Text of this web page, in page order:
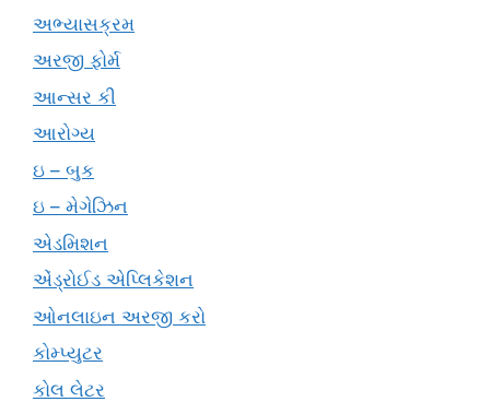
અભ્યાસક્રમ
અરજી ફોર્મ
આન્સર કી
આરોગ્ય
ઇ – બુક
ઇ – મેગેઝિન
એડમિશન
એંડ્રોઈડ એપ્લિકેશન
ઓનલાઇન અરજી કરો
કોમ્પ્યુટર
કોલ લેટર